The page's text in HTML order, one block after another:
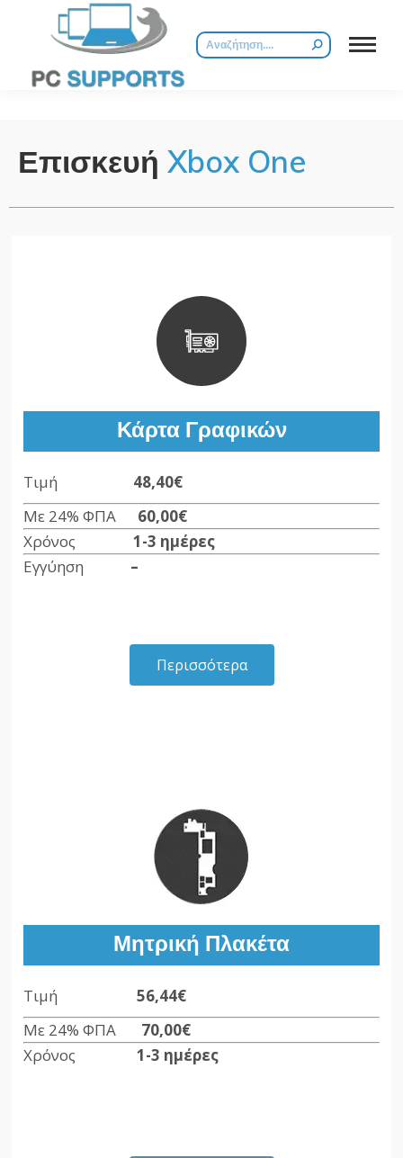
Επισκευή Xbox One
Κάρτα Γραφικών
Τιμή 48,40€
Με 24% ΦΠΑ 60,00€
Χρόνος1-3 ημέρες
Εγγύηση –
Περισσότερα
Μητρική Πλακέτα
Τιμή56,44€
Με 24% ΦΠΑ 70,00€
Χρόνος1-3 ημέρες